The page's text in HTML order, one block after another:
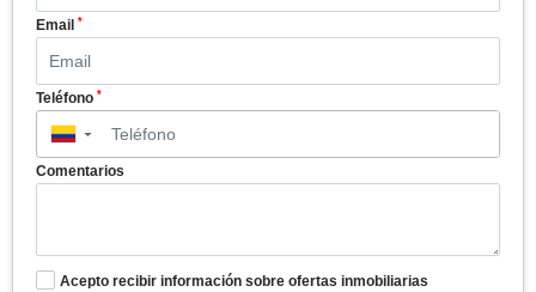
Email *
Teléfono *
▼
Comentarios
Acepto recibir información sobre ofertas inmobiliarias